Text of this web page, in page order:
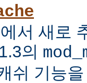
서 새로
의
쉬 기능